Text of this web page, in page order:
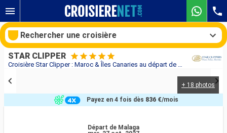
Croisière Star Clipper : Maroc & Îles Canaries au départ de Malaga
STAR CLIPPER
+ 18 photos
Départ de Malaga
Payez en 4 fois dès 836 €/mois
Rechercher une croisière